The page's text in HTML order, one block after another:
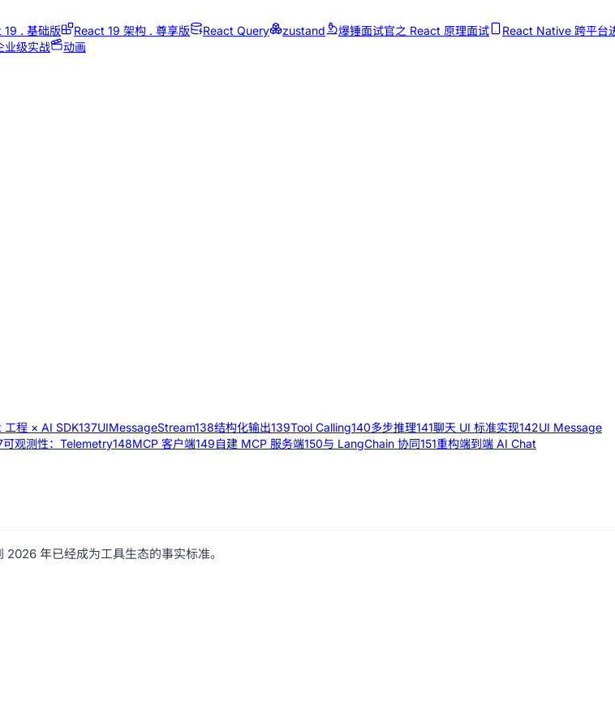
19 . 基础版 React 19 架构 . 尊享版 React Query zustand 爆锤面试官之 React 原理面试
React Native 跨平台
业级实战
动画
工程 × AI SDK137UIMessageStream138结构化输出139Tool Calling140多步推理141聊天 UI 标准实现142UI Message
可观测性：Telemetry148MCP 客户端149自建 MCP 服务端150与 LangChain 协同151重构端到端 AI Chat
年已经成为工具生态的事实标准。